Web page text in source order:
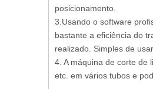
posicionamento.
3.Usando o software
bastante a eficiência do
realizado. Simples de
4. A máquina de corte de
etc. em vários tubos e